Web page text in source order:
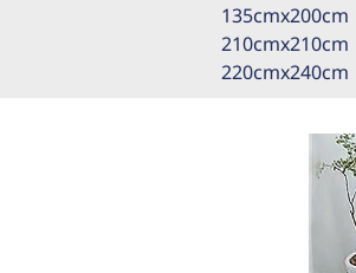
135cmx200cm
210cmx210cm
220cmx240cm